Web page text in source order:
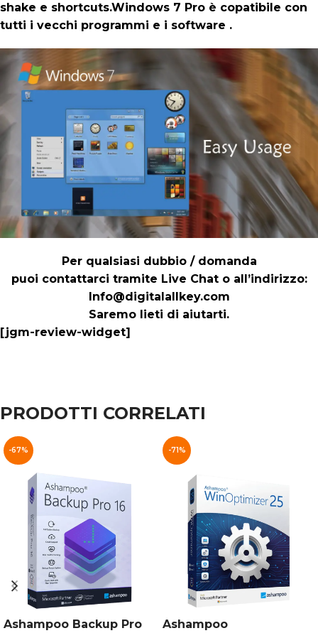
shake e shortcuts.Windows 7 Pro è copatibile con
tutti i vecchi programmi e i software .
Per qualsiasi dubbio / domanda
puoi contattarci tramite Live Chat o all’indirizzo:
Info@digitalallkey.com
Saremo lieti di aiutarti.
[jgm-review-widget]
PRODOTTI CORRELATI
-67%
Ashampoo Backup Pro
-71%
Ashampoo